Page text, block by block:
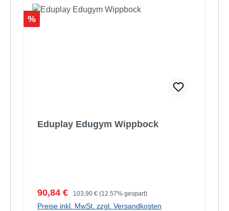
Rabatt
%
Eduplay Edugym Wippbock
Verkaufspreis:
90,84 € Regulärer Preis:
103,90 € (12.57% gespart)
Preise inkl. MwSt. zzgl. Versandkosten